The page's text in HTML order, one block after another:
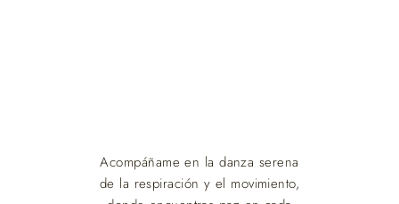
asana y armonía en cada instante.